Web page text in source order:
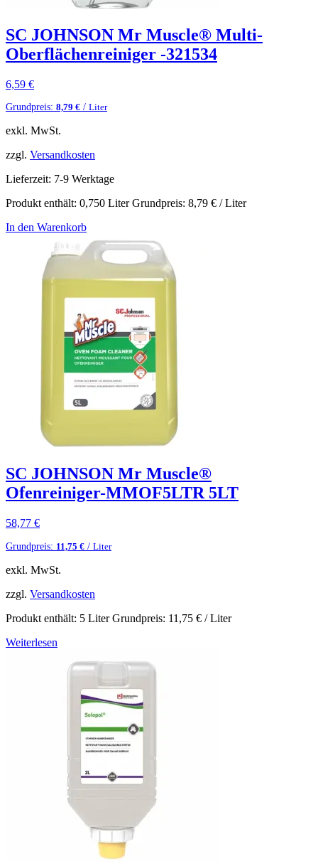
SC JOHNSON Mr Muscle® Multi-
Oberflächenreiniger -321534
6,59 €
Grundpreis: 8,79 € / Liter
exkl. MwSt.
zzgl. Versandkosten
Lieferzeit: 7-9 Werktage
Produkt enthält: 0,750 LiterGrundpreis: 8,79 € /Liter
In den Warenkorb
SC JOHNSON Mr Muscle®
Ofenreiniger-MMOF5LTR 5LT
58,77 €
Grundpreis: 11,75 € / Liter
exkl. MwSt.
zzgl. Versandkosten
Produkt enthält: 5 LiterGrundpreis: 11,75 € /Liter
Weiterlesen